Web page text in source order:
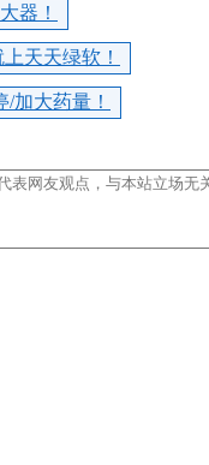
器！
天天绿软！
/加大药量！